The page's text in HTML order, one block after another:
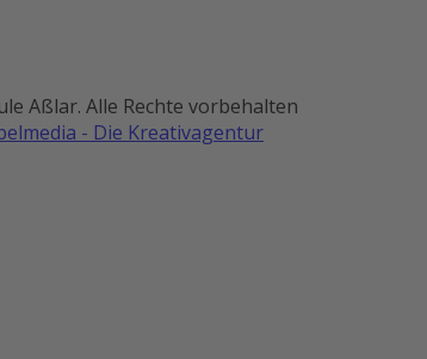
Aßlar. Alle Rechte vorbehalten
- Die Kreativagentur